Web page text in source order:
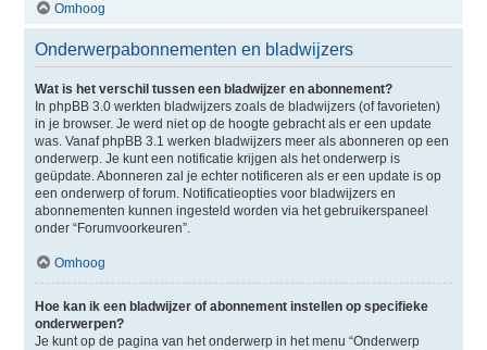
Omhoog
Onderwerpabonnementen en bladwijzers
Wat is het verschil tussen een bladwijzer en abonnement?
In phpBB 3.0 werkten bladwijzers zoals de bladwijzers (of favorieten)
in je browser. Je werd niet op de hoogte gebracht als er een update
was. Vanaf phpBB 3.1 werken bladwijzers meer als abonneren op een
onderwerp. Je kunt een notificatie krijgen als het onderwerp is
geüpdate. Abonneren zal je echter notificeren als er een update is op
een onderwerp of forum. Notificatieopties voor bladwijzers en
abonnementen kunnen ingesteld worden via het gebruikerspaneel
onder “Forumvoorkeuren”.
Omhoog
Hoe kan ik een bladwijzer of abonnement instellen op specifieke
onderwerpen?
Je kunt op de pagina van het onderwerp in het menu “Onderwerp